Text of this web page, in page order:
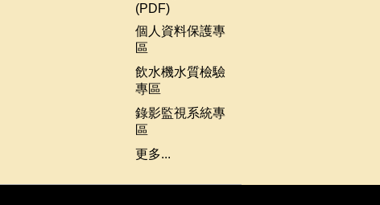
(PDF)
個人資料保護專
區
飲水機水質檢驗
專區
錄影監視系統專
區
更多...